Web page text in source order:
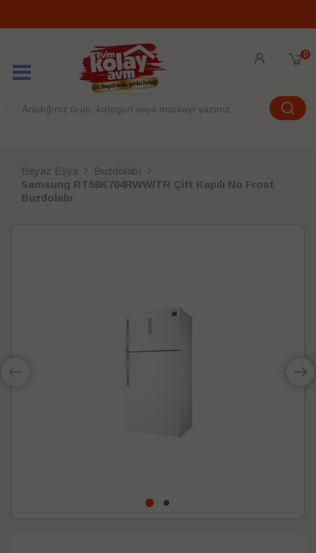
0
Beyaz Eşya
Buzdolabı
Samsung RT58K704RWW/TR Çift Kapılı No Frost
Buzdolabı